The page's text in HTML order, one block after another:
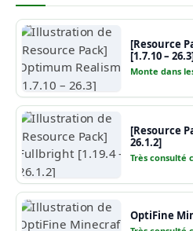
[Resource
[1.7.10 –
Monte dans
[Resource
26.1.2]
Très consulté
OptiFine